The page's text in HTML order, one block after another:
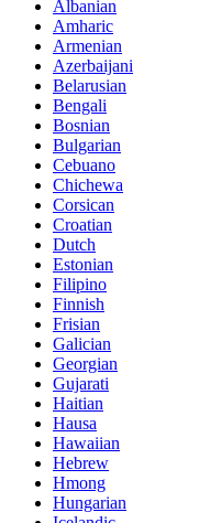
Albanian
Amharic
Armenian
Azerbaijani
Belarusian
Bengali
Bosnian
Bulgarian
Cebuano
Chichewa
Corsican
Croatian
Dutch
Estonian
Filipino
Finnish
Frisian
Galician
Georgian
Gujarati
Haitian
Hausa
Hawaiian
Hebrew
Hmong
Hungarian